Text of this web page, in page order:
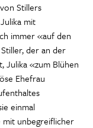
Stillers
mit
immer «auf den
Stiller, der an der
Julika «zum Blühen
Ehefrau
einmal
unbegreiflicher